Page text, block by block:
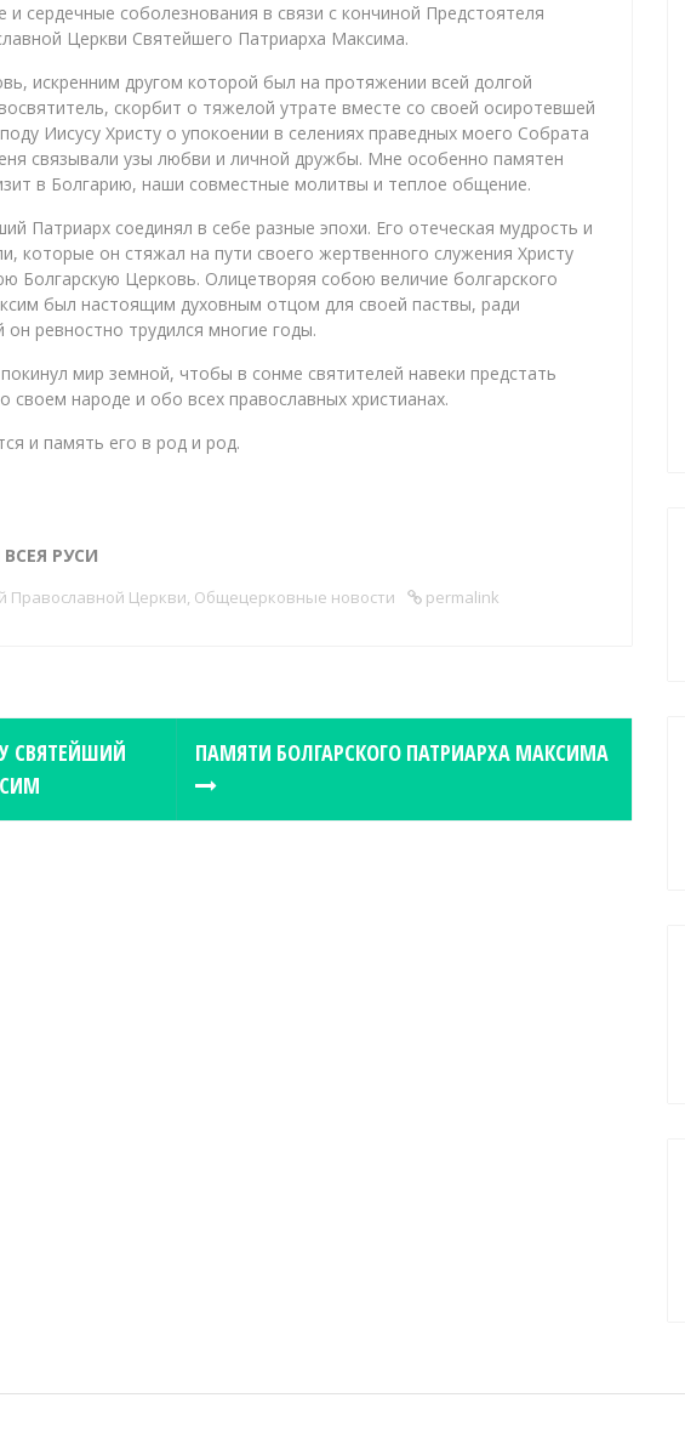
сердечные соболезнования в связи с кончиной Предстоятеля
Церкви Святейшего Патриарха Максима.
искренним другом которой был на протяжении всей долгой
скорбит о тяжелой утрате вместе со своей осиротевшей
Иисусу Христу о упокоении в селениях праведных моего Собрата
связывали узы любви и личной дружбы. Мне особенно памятен
в Болгарию, наши совместные молитвы и теплое общение.
Патриарх соединял в себе разные эпохи. Его отеческая мудрость и
которые он стяжал на пути своего жертвенного служения Христу
Болгарскую Церковь. Олицетворяя собою величие болгарского
был настоящим духовным отцом для своей паствы, ради
он ревностно трудился многие годы.
мир земной, чтобы в сонме святителей навеки предстать
народе и обо всех православных христианах.
и память его в род и род.
РУСИ
Православной Церкви, Общецерковные новости permalink
СВЯТЕЙШИЙ
ПАМЯТИ БОЛГАРСКОГО ПАТРИАРХА МАКСИМА